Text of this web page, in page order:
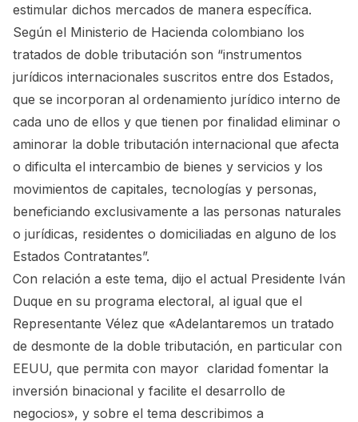
estimular dichos mercados de manera específica.
Según el Ministerio de Hacienda colombiano los
tratados de doble tributación son “instrumentos
jurídicos internacionales suscritos entre dos Estados,
que se incorporan al ordenamiento jurídico interno de
cada uno de ellos y que tienen por finalidad eliminar o
aminorar la doble tributación internacional que afecta
o dificulta el intercambio de bienes y servicios y los
movimientos de capitales, tecnologías y personas,
beneficiando exclusivamente a las personas naturales
o jurídicas, residentes o domiciliadas en alguno de los
Estados Contratantes”.
Con relación a este tema, dijo el actual Presidente Iván
Duque en su programa electoral, al igual que el
Representante Vélez que «Adelantaremos un tratado
de desmonte de la doble tributación, en particular con
EEUU, que permita con mayor claridad fomentar la
inversión binacional y facilite el desarrollo de
negocios», y sobre el tema describimos a